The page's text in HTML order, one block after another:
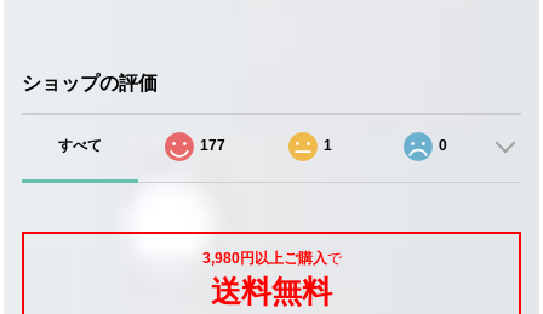
ショップの評価
すべて 177 1 0
3,980円以上ご購入で
送料無料